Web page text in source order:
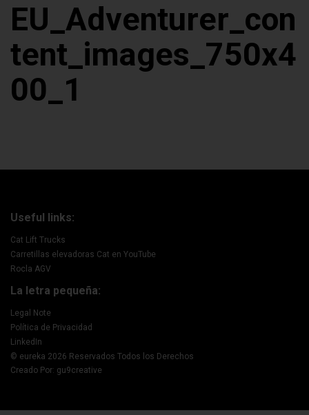
EU_Adventurer_con
tent_images_750x4
00_1
Useful links:
Cat Lift Trucks
Carretillas elevadoras Cat en YouTube
Rocla AGV
La letra pequeña:
Legal Note
Política de Privacidad
LinkedIn
© eureka 2026 Reservados Todos los Derechos
Creado Por: gu9creative